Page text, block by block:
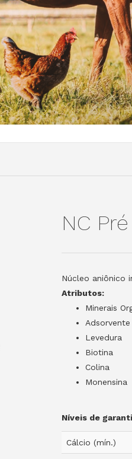
NC
Núcleo aniônico
Atributos:
Minerais
Levedura
Biotina
Colina
Monensina
Níveis de
Cálcio (mín.)